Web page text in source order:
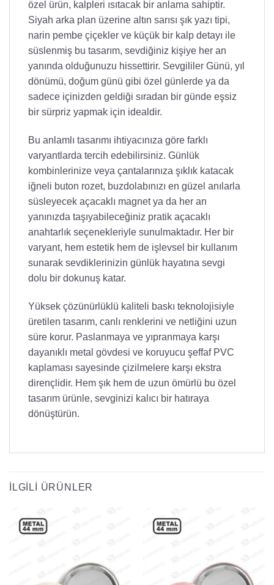
özel ürün, kalpleri ısıtacak bir anlama sahiptir.
Siyah arka plan üzerine altın sarısı şık yazı tipi,
narin pembe çiçekler ve küçük bir kalp detayı ile
süslenmiş bu tasarım, sevdiğiniz kişiye her an
yanında olduğunuzu hissettirir. Sevgililer Günü, yıl
dönümü, doğum günü gibi özel günlerde ya da
sadece içinizden geldiği sıradan bir günde eşsiz
bir sürpriz yapmak için idealdir.
Bu anlamlı tasarımı ihtiyacınıza göre farklı
varyantlarda tercih edebilirsiniz. Günlük
kombinlerinize veya çantalarınıza şıklık katacak
iğneli buton rozet, buzdolabınızı en güzel anılarla
süsleyecek açacaklı magnet ya da her an
yanınızda taşıyabileceğiniz pratik açacaklı
anahtarlık seçenekleriyle sunulmaktadır. Her bir
varyant, hem estetik hem de işlevsel bir kullanım
sunarak sevdiklerinizin günlük hayatına sevgi
dolu bir dokunuş katar.
Yüksek çözünürlüklü kaliteli baskı teknolojisiyle
üretilen tasarım, canlı renklerini ve netliğini uzun
süre korur. Paslanmaya ve yıpranmaya karşı
dayanıklı metal gövdesi ve koruyucu şeffaf PVC
kaplaması sayesinde çizilmelere karşı ekstra
dirençlidir. Hem şık hem de uzun ömürlü bu özel
tasarım ürünle, sevginizi kalıcı bir hatıraya
dönüştürün.
İLGILI ÜRÜNLER